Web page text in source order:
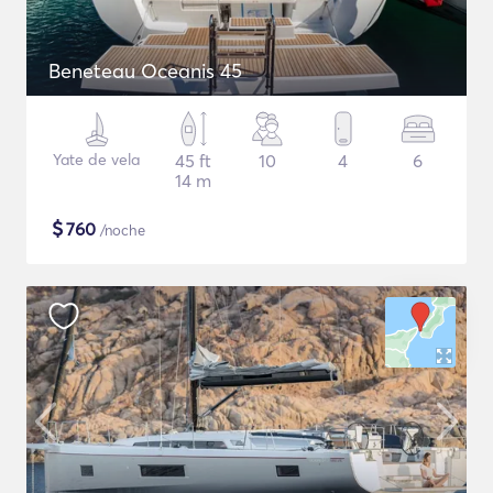
Beneteau Oceanis 45
Yate de vela
45 ft
14 m
10 4 6
$760 /noche